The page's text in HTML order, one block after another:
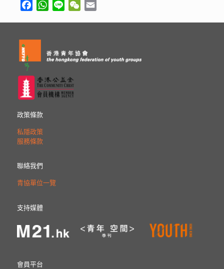
FacebookWhatsApp
Line WeChat
政策條款
私隱政策
服務條款
聯絡我們
青協單位一覽
支持媒體
會員平台